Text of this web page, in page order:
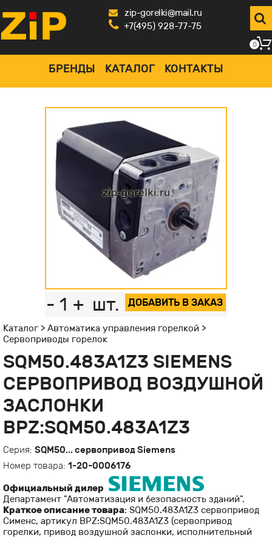
zip-gorelki@mail.ru
+7(495) 928-77-75
БРЕНДЫ КАТАЛОГ КОНТАКТЫ
0
- 1 + шт. ДОБАВИТЬ В ЗАКАЗ
Каталог> Автоматика управления горелкой >
Сервоприводы горелок
SQM50.483A1Z3 SIEMENS
СЕРВОПРИВОД ВОЗДУШНОЙ
ЗАСЛОНКИ
BPZ:SQM50.483A1Z3
Серия: SQM50... сервопривод Siemens
Номер товара: 1-20-0006176
Официальный дилер
Департамент "Автоматизация и безопасность зданий".
Краткое описание товара: SQM50.483A1Z3 сервопривод
Сименс, артикул BPZ:SQM50.483A1Z3 (cервопривод
горелки, привод воздушной заслонки, исполнительный